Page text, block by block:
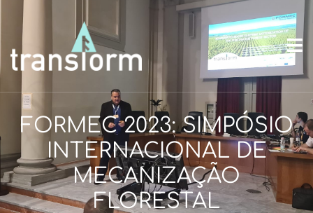
FORMEC 2023: SIMPÓSIO
INTERNACIONAL DE
MECANIZAÇÃO
FLORESTAL